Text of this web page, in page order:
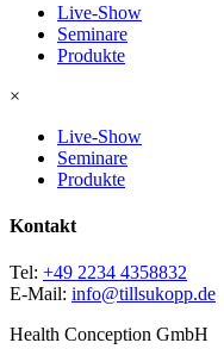
Live-Show
Seminare
Produkte
×
Live-Show
Seminare
Produkte
Kontakt
Tel: +49 2234 4358832
E-Mail: info@tillsukopp.de
Health Conception GmbH